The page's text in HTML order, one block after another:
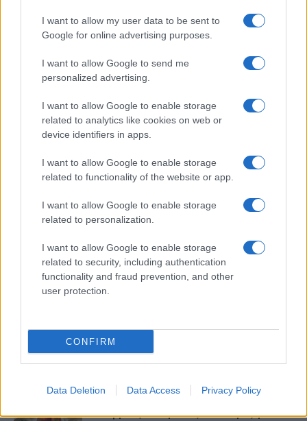
I want to allow my user data to be sent to
Google for online advertising purposes.
I want to allow Google to send me
personalized advertising.
I want to allow Google to enable storage
related to analytics like cookies on web or
device identifiers in apps.
I want to allow Google to enable storage
related to functionality of the website or app.
I want to allow Google to enable storage
related to personalization.
I want to allow Google to enable storage
related to security, including authentication
functionality and fraud prevention, and other
user protection.
CONFIRM
Data Deletion Data Access Privacy Policy
και απώλεια βάρους.
Το διαβάσαμε εδώ
Εύκολες ιδέες για αρχάριους: εκλεκτικό στιλ με γήινες
αποχρώσεις στη διακόσμηση
Προηγούμενο άρθρο
Popcorn κοτόπουλου με
Τσιπότλε έχεις δοκιμάσει; Αν
Άκης Πετρετζίκης: Trifle με
ΠΑΡΟΜΟΙΑ ΑΡΘΡΑ ΠΕΡΙΣΣΟΤΕΡΑ ΑΠΟ ΤΟΝ ΔΗΜΙΟΥΡΓΟ
Καλοκαιρινό εβδομαδιαίο μενού με 7
ελαφριές ελληνικές συνταγές για